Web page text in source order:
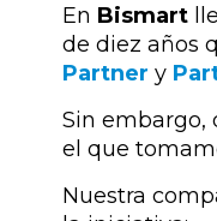
En Bismart
de diez años
Partner y
Sin embargo,
el que
Nuestra